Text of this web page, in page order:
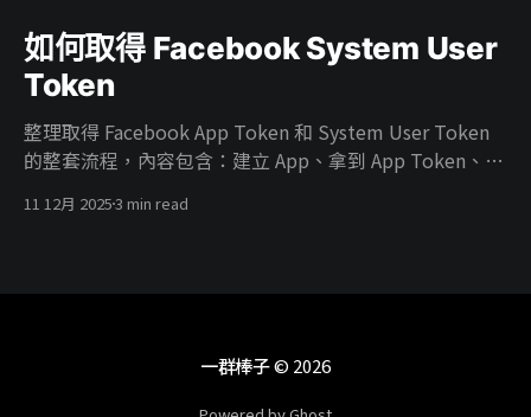
如何取得 Facebook System User
Token
整理取得 Facebook App Token 和 System User Token
的整套流程，內容包含：建立 App、拿到 App Token、在
User、把 App 掛進 Business、開 ads_read／
11 12月 20253 min read
一群棒子© 2026